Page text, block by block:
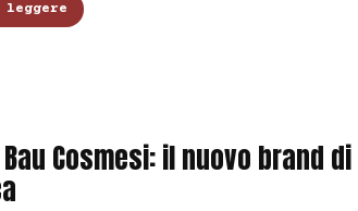
leggere
Cosmesi: il nuovo brand di